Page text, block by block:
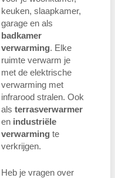
keuken, slaapkamer,
garage en als
badkamer
verwarming. Elke
ruimte verwarm je
met de elektrische
verwarming met
infrarood stralen. Ook
als terrasverwarmer
en industriële
verwarming te
verkrijgen.
Heb je vragen over